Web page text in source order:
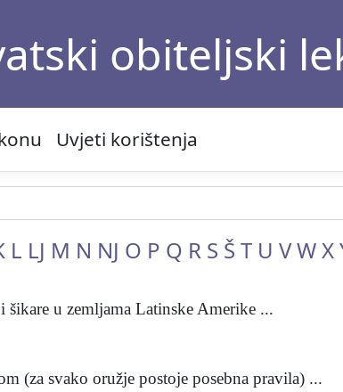
obiteljski
Uvjeti korištenja
L LJ M N NJ O P Q R S Š T U VWX
šikare u zemljama Latinske Amerike ...
(za svako oružje postoje posebna pravila) ...